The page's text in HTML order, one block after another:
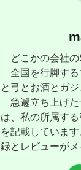
どこかの会社の
全国を行脚する
と弓とお酒とガジ
急遽立ち上げた
は、私の所属す
を記載していま
録とレビューがメ